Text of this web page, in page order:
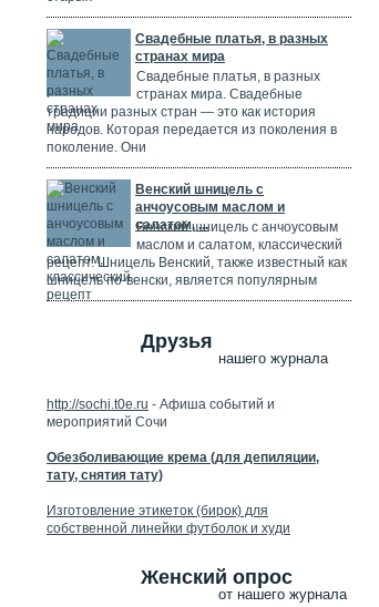
Свадебные платья, в разных
странах мира
Свадебные платья, в разных
странах мира. Свадебные
традиции разных стран — это как история
народов. Которая передается из поколения в
поколение. Они
Венский шницель с
анчоусовым маслом и
салатом, ...
Венский шницель с анчоусовым
маслом и салатом, классический
рецепт. Шницель Венский, также известный как
шницель по-венски, является популярным
Друзья
нашего журнала
http://sochi.t0e.ru - Афиша событий и
мероприятий Сочи
Обезболивающие крема (для депиляции,
тату, снятия тату)
Изготовление этикеток (бирок) для
собственной линейки футболок и худи
Женский опрос
от нашего журнала